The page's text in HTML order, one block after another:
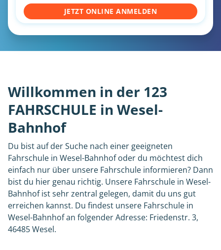
JETZT ONLINE ANMELDEN
Willkommen in der 123
FAHRSCHULE in Wesel-
Bahnhof
Du bist auf der Suche nach einer geeigneten
Fahrschule in Wesel-Bahnhof oder du möchtest dich
einfach nur über unsere Fahrschule informieren? Dann
bist du hier genau richtig. Unsere Fahrschule in Wesel-
Bahnhof ist sehr zentral gelegen, damit du uns gut
erreichen kannst. Du findest unsere Fahrschule in
Wesel-Bahnhof an folgender Adresse: Friedenstr. 3,
46485 Wesel.